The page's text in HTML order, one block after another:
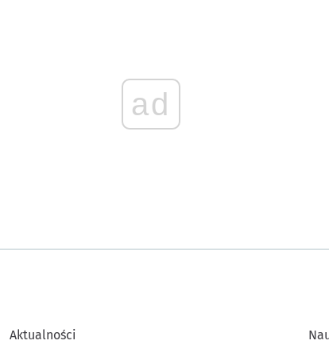
ad
Aktualności